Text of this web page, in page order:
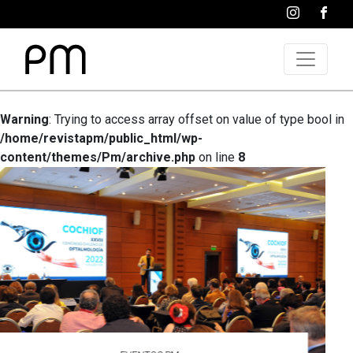
Warning: Trying to access array offset on value of type bool in
/home/revistapm/public_html/wp-
content/themes/Pm/archive.php on line 8